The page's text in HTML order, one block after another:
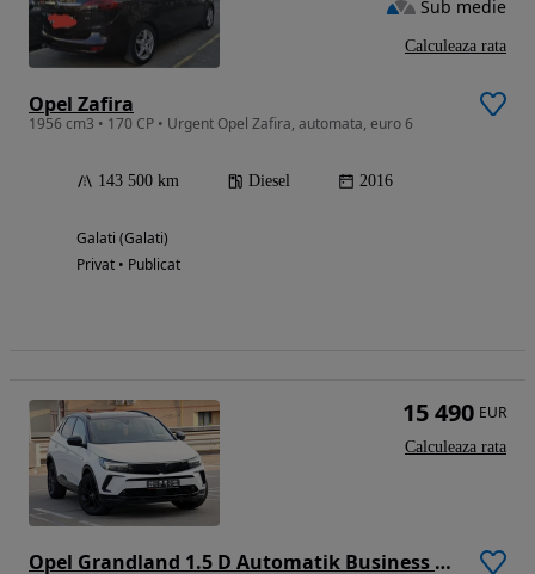
Opel Zafira
1956 cm3 • 170 CP • Urgent Opel Zafira, automata, euro 6
143 500 km Diesel 2016
Galati (Galati)
Privat • Publicat
Sub medie
Calculeaza rata
Opel Grandland 1.5 D Automatik Business Edition
15 490 EUR
Calculeaza rata